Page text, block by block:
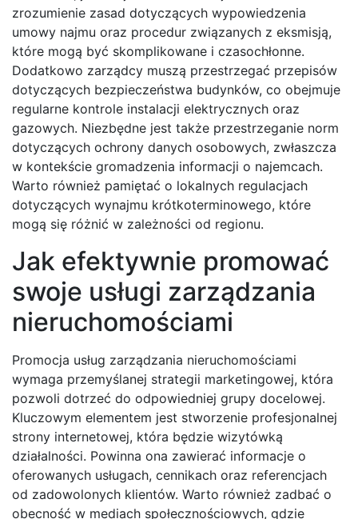
zrozumienie zasad dotyczących wypowiedzenia
umowy najmu oraz procedur związanych z eksmisją,
które mogą być skomplikowane i czasochłonne.
Dodatkowo zarządcy muszą przestrzegać przepisów
dotyczących bezpieczeństwa budynków, co obejmuje
regularne kontrole instalacji elektrycznych oraz
gazowych. Niezbędne jest także przestrzeganie norm
dotyczących ochrony danych osobowych, zwłaszcza
w kontekście gromadzenia informacji o najemcach.
Warto również pamiętać o lokalnych regulacjach
dotyczących wynajmu krótkoterminowego, które
mogą się różnić w zależności od regionu.
Jak efektywnie promować
swoje usługi zarządzania
nieruchomościami
Promocja usług zarządzania nieruchomościami
wymaga przemyślanej strategii marketingowej, która
pozwoli dotrzeć do odpowiedniej grupy docelowej.
Kluczowym elementem jest stworzenie profesjonalnej
strony internetowej, która będzie wizytówką
działalności. Powinna ona zawierać informacje o
oferowanych usługach, cennikach oraz referencjach
od zadowolonych klientów. Warto również zadbać o
obecność w mediach społecznościowych, gdzie